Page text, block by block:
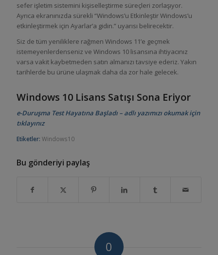
sefer işletim sistemini kişiselleştirme süreçleri zorlaşıyor.
Ayrıca ekranınızda sürekli “Windows’u Etkinleştir Windows’u
etkinleştirmek için Ayarlar’a gidin.” uyarısı belirecektir.
Siz de tüm yeniliklere rağmen Windows 11’e geçmek
istemeyenlerdenseniz ve Windows 10 lisansına ihtiyacınız
varsa vakit kaybetmeden satın almanızı tavsiye ederiz. Yakın
tarihlerde bu ürüne ulaşmak daha da zor hale gelecek.
Windows 10 Lisans Satışı Sona Eriyor
e-Duruşma Test Hayatına Başladı – adlı yazımızı okumak için
tıklayınız
Etiketler: Windows10
Bu gönderiyi paylaş
0